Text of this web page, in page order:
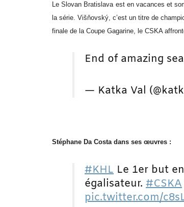
Le Slovan Bratislava est en vacances et
la série. Višňovský, c’est un titre de
finale de la Coupe Gagarine, le CSKA
End of amazing
— Katka Val
Stéphane Da Costa dans ses œuvres :
#KHL Le 1er but en
égalisateur. #CSKA
pic.twitter.com/